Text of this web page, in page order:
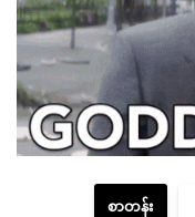
စာတန်း